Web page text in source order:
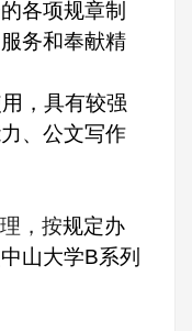
各项规章制
务和奉献精
，具有较强
、公文写作
，按规定办
山大学B系列